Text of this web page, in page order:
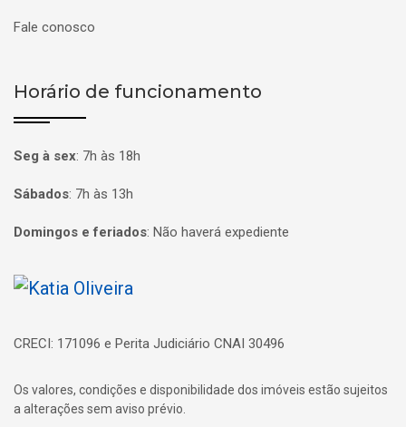
Fale conosco
Horário de funcionamento
Seg à sex: 7h às 18h
Sábados: 7h às 13h
Domingos e feriados: Não haverá expediente
Página inicial
CRECI: 171096 e Perita Judiciário CNAI 30496
Os valores, condições e disponibilidade dos imóveis estão sujeitos
a alterações sem aviso prévio.